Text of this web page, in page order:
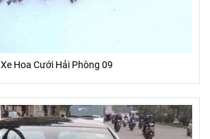
Xe Hoa Cưới Hải Phòng 09